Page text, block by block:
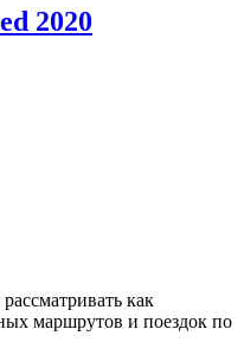
2020
как
маршрутов и поездок по